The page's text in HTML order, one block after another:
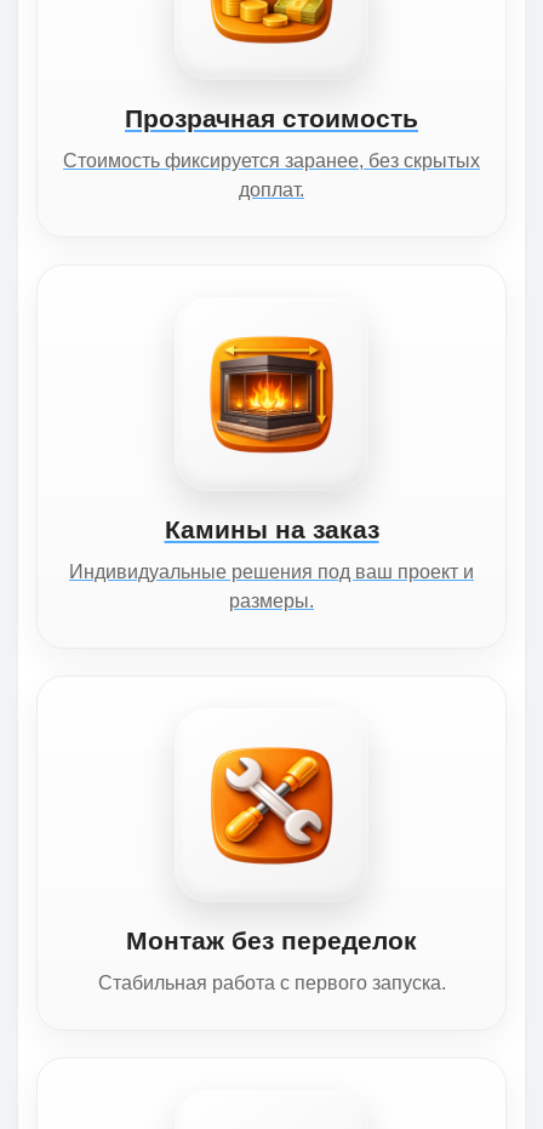
Прозрачная стоимость
Стоимость фиксируется заранее, без скрытых
доплат.
Камины на заказ
Индивидуальные решения под ваш проект и
размеры.
Монтаж без переделок
Стабильная работа с первого запуска.